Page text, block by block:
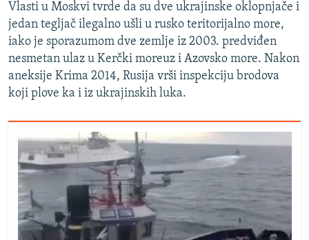
Vlasti u Moskvi tvrde da su dve ukrajinske oklopnjače i
jedan tegljač ilegalno ušli u rusko teritorijalno more,
iako je sporazumom dve zemlje iz 2003. predviđen
nesmetan ulaz u Kerčki moreuz i Azovsko more. Nakon
aneksije Krima 2014, Rusija vrši inspekciju brodova
koji plove ka i iz ukrajinskih luka.